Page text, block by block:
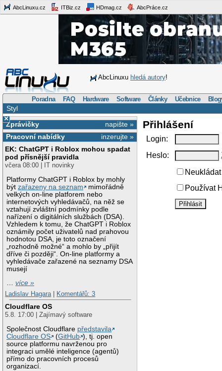
AbcLinuxu.cz ITBiz.cz HDmag.cz AbcPráce.cz
AbcLinuxu hledá autory!
Poradna FAQ Hardware Software Články Učebnice
Styl
×
napište »
Zprávičky
inzerujte »
Pracovní nabídky
EK: ChatGPT i Roblox mohou spadat
pod přísnější pravidla
včera 08:00 | IT novinky
Platformy ChatGPT i Roblox by mohly
býtzařazeny na seznam
mimořádně
velkých on-line platforem nebo
internetových vyhledávačů, na něž se
vztahují zvláštní podmínky podle
nařízení o digitálních službách (DSA).
Vzhledem k tomu, že ChatGPT i Roblox
oznámily počet uživatelů nad prahovou
hodnotou DSA, je toto označení
„rozhodně možné“ a mohlo by „přijít
dříve či později“. On-line platformy a
vyhledávače zařazené na seznamy DSA
musejí
…více »
Ladislav Hagara
Komentářů: 3
Cloudflare OS
5.8. 17:00 | Zajímavý software
Společnost Cloudflare představila
Cloudflare OS
(GitHub ), tj. open
source platformu navrženou pro
integraci umělé inteligence (agentů)
přímo do pracovních procesů
organizací.
Přihlášení
Login:
Heslo:
Používat